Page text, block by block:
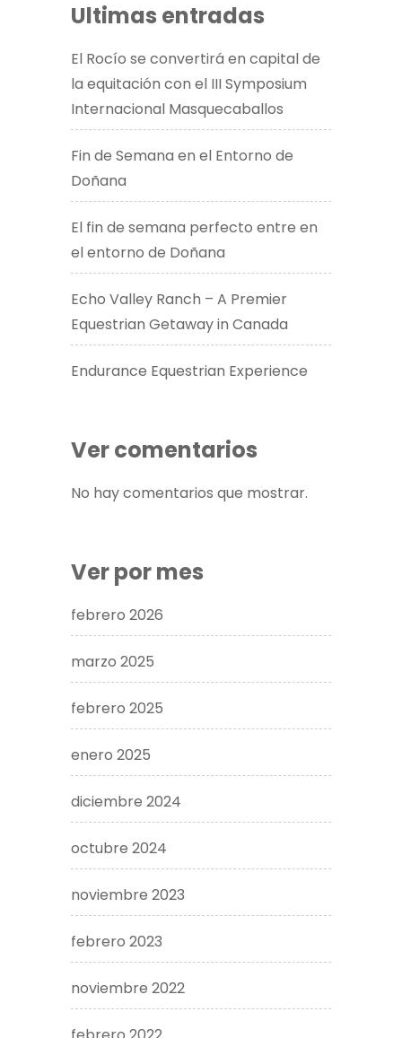
Ultimas entradas
El Rocío se convertirá en capital de
la equitación con el III Symposium
Internacional Masquecaballos
Fin de Semana en el Entorno de
Doñana
El fin de semana perfecto entre en
el entorno de Doñana
Echo Valley Ranch – A Premier
Equestrian Getaway in Canada​
Endurance Equestrian Experience
Ver comentarios
No hay comentarios que mostrar.
Ver por mes
febrero 2026
marzo 2025
febrero 2025
enero 2025
diciembre 2024
octubre 2024
noviembre 2023
febrero 2023
noviembre 2022